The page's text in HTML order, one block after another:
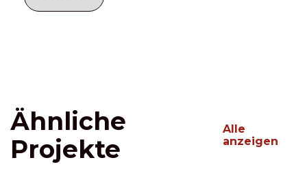
Ähnliche
Projekte
Alle
anzeigen